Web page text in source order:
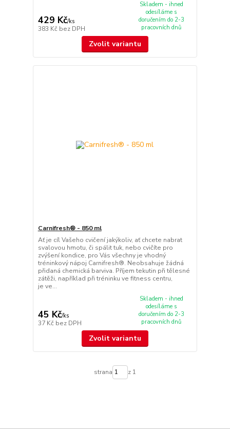
429 Kč/ks
383 Kč bez DPH
Skladem - ihned
odesíláme s
doručením do 2-3
pracovních dnů
Zvolit variantu
Carnifresh® - 850 ml
Ať je cíl Vašeho cvičení jakýkoliv, ať chcete nabrat
svalovou hmotu, či spálit tuk, nebo cvičíte pro
zvýšení kondice, pro Vás všechny je vhodný
tréninkový nápoj Carnifresh®. Neobsahuje žádná
přidaná chemická barviva. Příjem tekutin při tělesné
zátěži, například při tréninku ve fitness centru,
je ve...
45 Kč/ks
37 Kč bez DPH
Skladem - ihned
odesíláme s
doručením do 2-3
pracovních dnů
Zvolit variantu
strana z 1